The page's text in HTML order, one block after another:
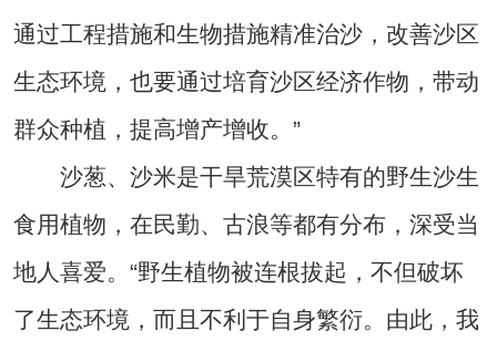
通过工程措施和生物措施精准治沙，改善沙区
生态环境，也要通过培育沙区经济作物，带动
群众种植，提高增产增收。”
沙葱、沙米是干旱荒漠区特有的野生沙生
食用植物，在民勤、古浪等都有分布，深受当
地人喜爱。“野生植物被连根拔起，不但破坏
了生态环境，而且不利于自身繁衍。由此，我